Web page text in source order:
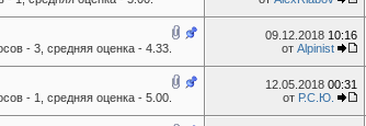
09.12.2018 10:16
от Alpinist
12.05.2018 00:31
от Р.С.Ю.